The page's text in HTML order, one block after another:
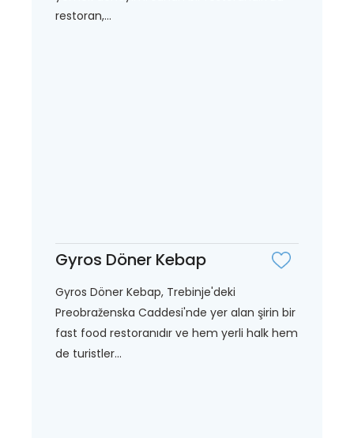
restoran,...
Gyros Döner Kebap
Gyros Döner Kebap, Trebinje'deki
Preobraženska Caddesi'nde yer alan şirin bir
fast food restoranıdır ve hem yerli halk hem
de turistler...